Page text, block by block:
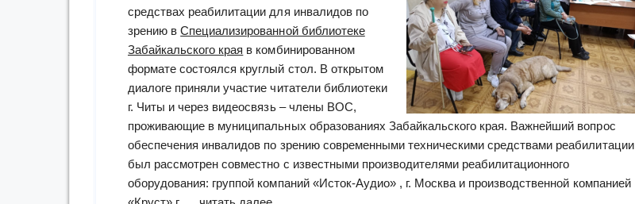
средствах реабилитации для инвалидов по
зрению вСпециализированной библиотеке
Забайкальского края в комбинированном
формате состоялся круглый стол. В открытом
диалоге приняли участие читатели библиотеки
г. Читы и через видеосвязь – члены ВОС,
проживающие в муниципальных образованиях Забайкальского края. Важнейший вопрос
обеспечения инвалидов по зрению современными техническими средствами реабилитации
был рассмотрен совместно с известными производителями реабилитационного
оборудования: группой компаний «Исток-Аудио» , г. Москва и производственной компанией